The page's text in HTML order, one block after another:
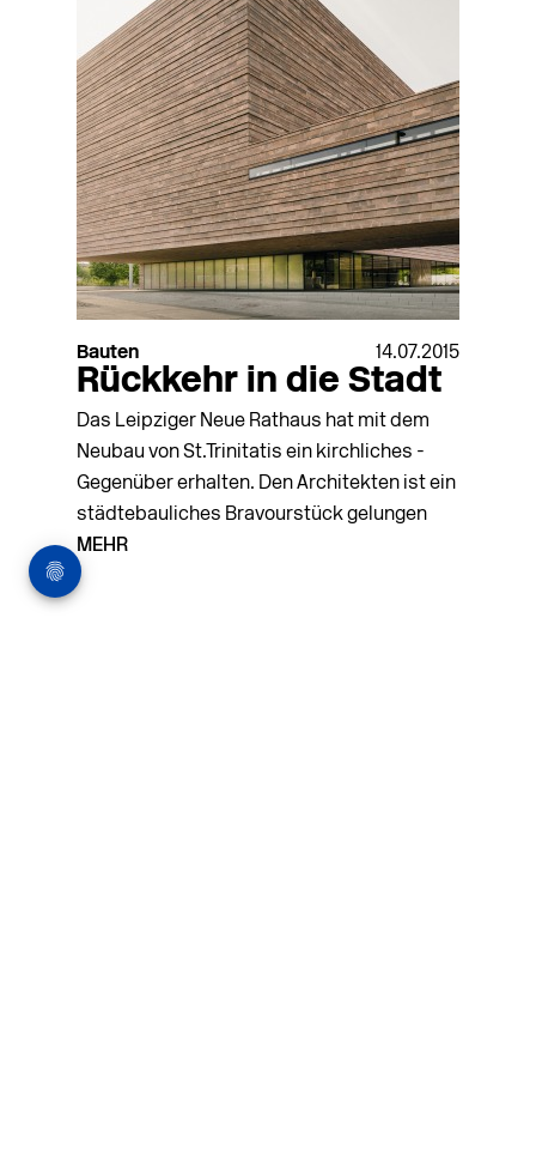
Bauten 14.07.2015
Rückkehr in die Stadt
Das Leipziger Neue Rathaus hat mit dem
Neubau von St.Trinitatis ein kirchliches ­
Gegenüber erhalten. Den Architekten ist ein
städtebauliches Bravourstück gelungen
MEHR